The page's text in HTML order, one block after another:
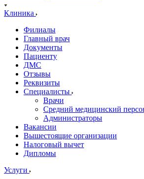
Клиника
Филиалы
Главный врач
Документы
Пациенту
ДМС
Отзывы
Реквизиты
Специалисты
Врачи
Средний медицинский
Администраторы
Вакансии
Вышестоящие организации
Налоговый вычет
Дипломы
Услуги